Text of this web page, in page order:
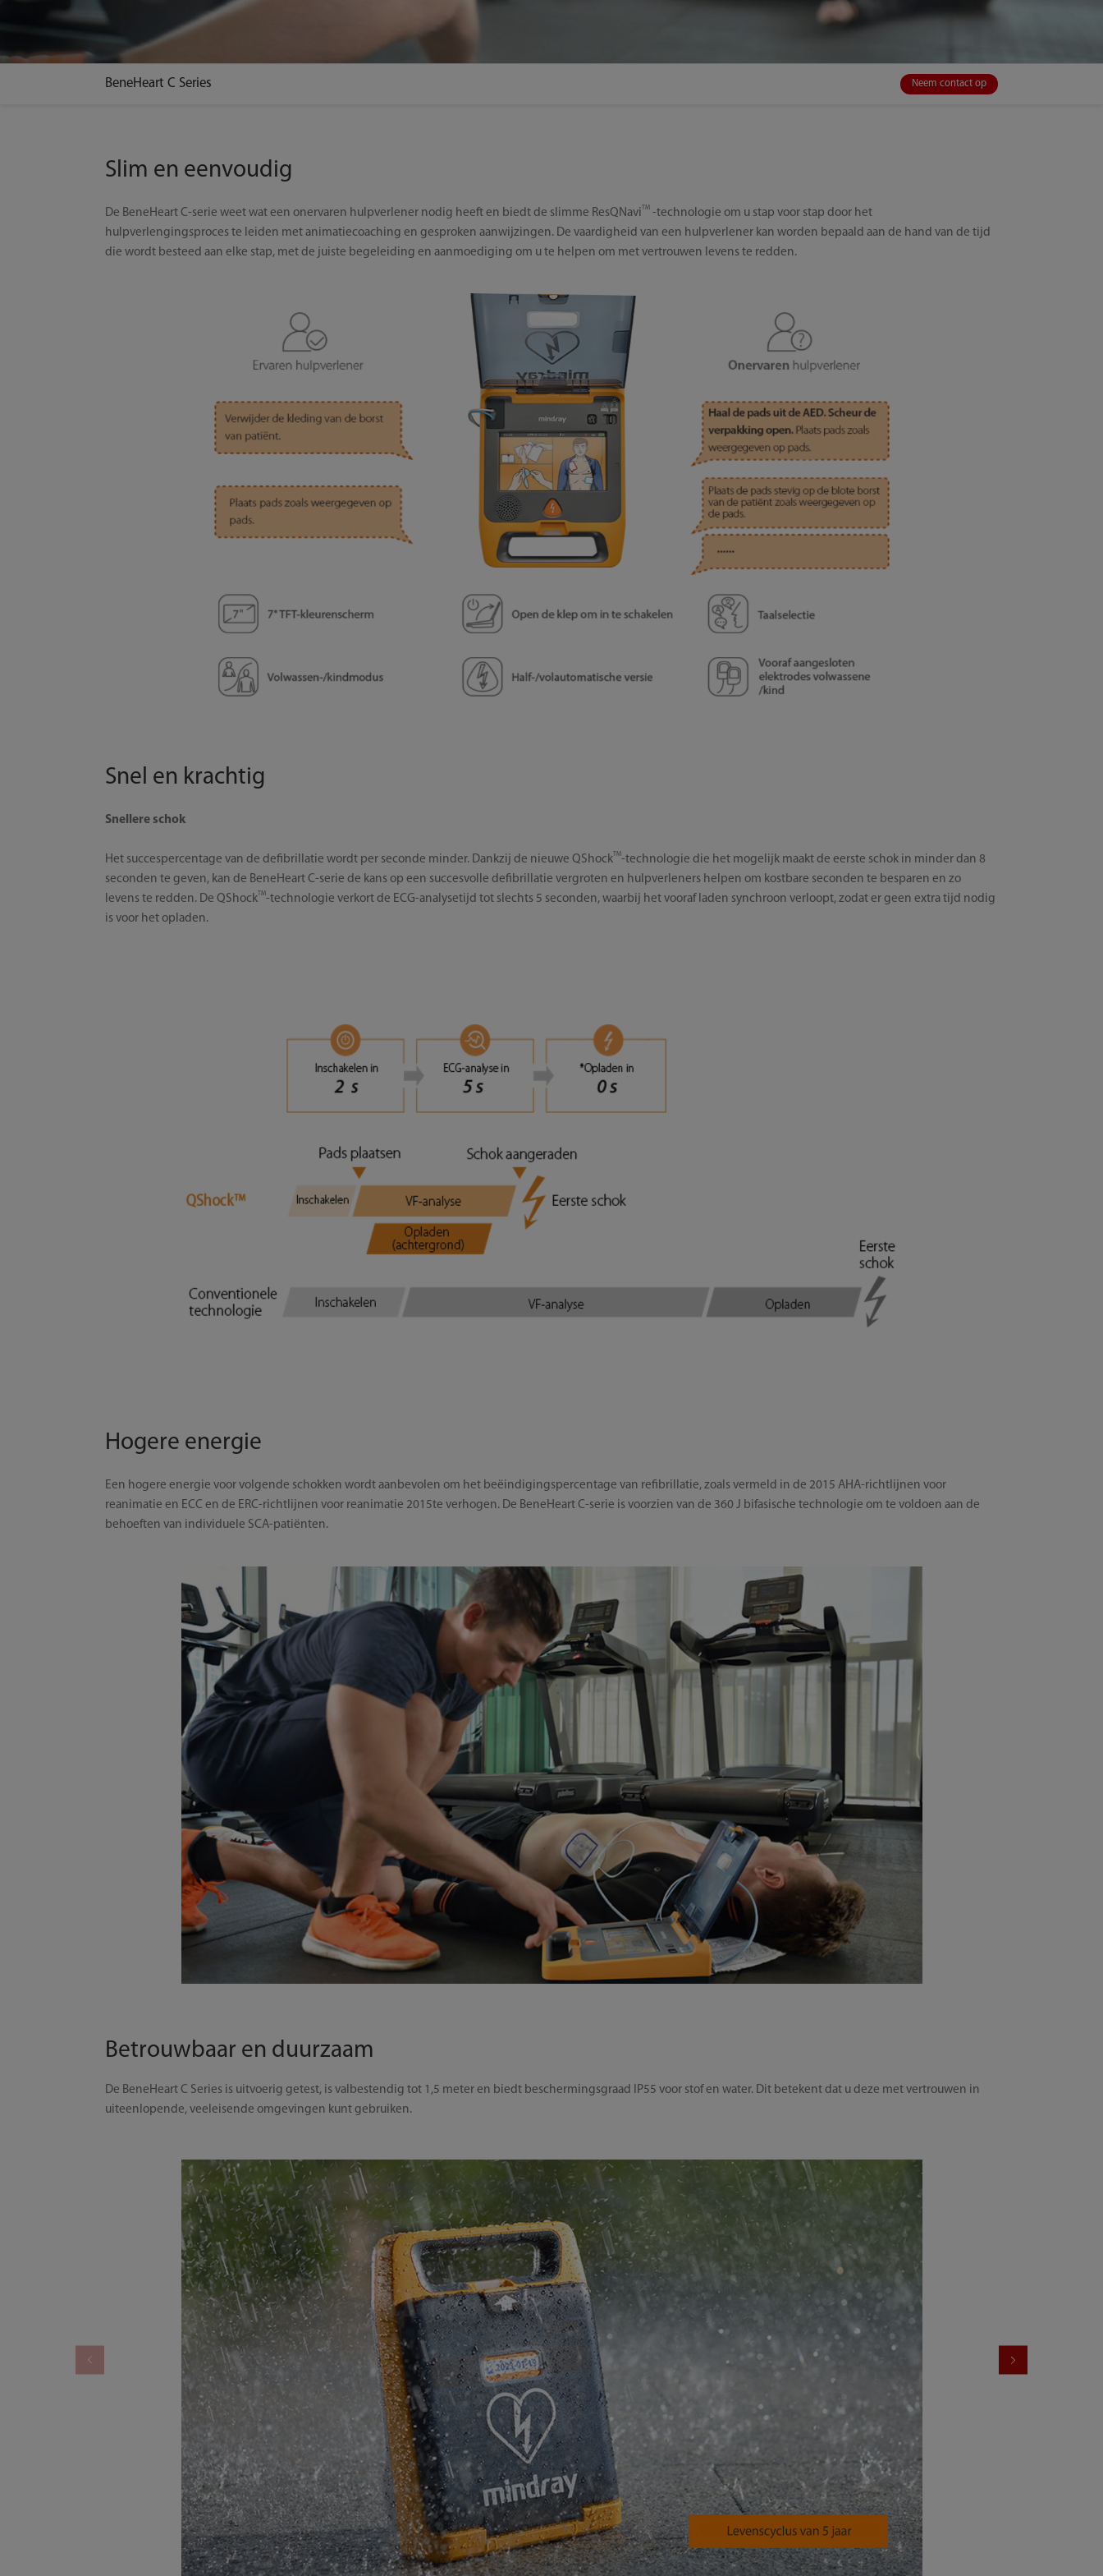
BeneHeart C Series Neem contact op
Slim en eenvoudig
De BeneHeart C-serie weet wat een onervaren hulpverlener nodig heeft en biedt de slimme ResQNavi TM -technologie om u stap voor stap door het
hulpverlengingsproces te leiden met animatiecoaching en gesproken aanwijzingen. De vaardigheid van een hulpverlener kan worden bepaald aan de hand van de tijd
die wordt besteed aan elke stap, met de juiste begeleiding en aanmoediging om u te helpen om met vertrouwen levens te redden.
Snel en krachtig
Snellere schok
Het succespercentage van de defibrillatie wordt per seconde minder. Dankzij de nieuwe QShock TM-technologie die het mogelijk maakt de eerste schok in minder dan 8
seconden te geven, kan de BeneHeart C-serie de kans op een succesvolle defibrillatie vergroten en hulpverleners helpen om kostbare seconden te besparen en zo
levens te redden. De QShock TM-technologie verkort de ECG-analysetijd tot slechts 5 seconden, waarbij het vooraf laden synchroon verloopt, zodat er geen extra tijd nodig
is voor het opladen.
Hogere energie
Een hogere energie voor volgende schokken wordt aanbevolen om het beëindigingspercentage van refibrillatie, zoals vermeld in de 2015 AHA-richtlijnen voor
reanimatie en ECC en de ERC-richtlijnen voor reanimatie 2015te verhogen. De BeneHeart C-serie is voorzien van de 360 J bifasische technologie om te voldoen aan de
behoeften van individuele SCA-patiënten.
Betrouwbaar en duurzaam
De BeneHeart C Series is uitvoerig getest, is valbestendig tot 1,5 meter en biedt beschermingsgraad IP55 voor stof en water. Dit betekent dat u deze met vertrouwen in
uiteenlopende, veeleisende omgevingen kunt gebruiken.